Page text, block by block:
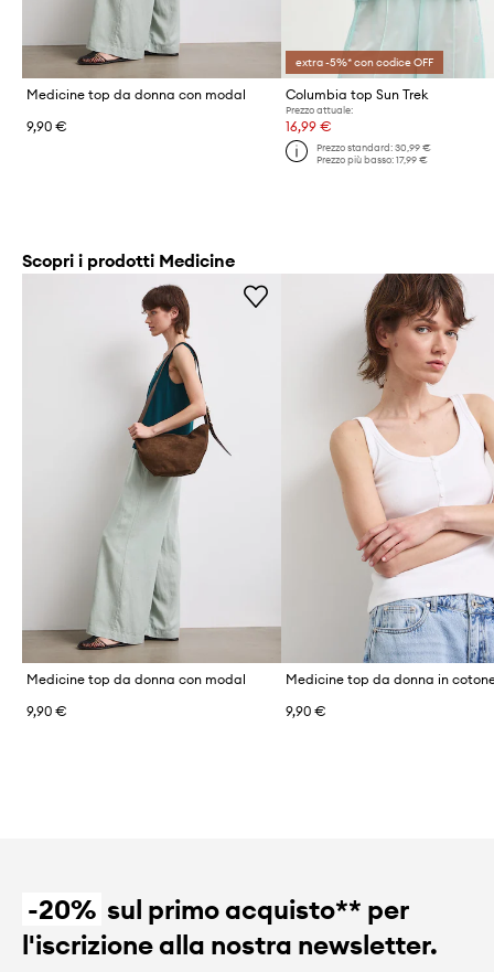
Medicine top da donna con modal
9,90 €
extra -5%* con codice OFF
Columbia top Sun Trek
Prezzo attuale:
16,99 €
Prezzo standard: 30,99 €
Prezzo più basso: 17,99 €
Scopri i prodotti Medicine
Medicine top da donna con modal
9,90 €
9,90 €
-20% sul primo acquisto** per
l'iscrizione alla nostra newsletter.